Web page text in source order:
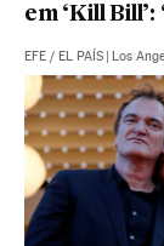
em ‘Kill
EFE / EL PAÍS | Los